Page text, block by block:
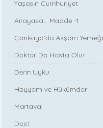
Yaşasın Cumhuriyet
Anayasa... Madde -1
Çankaya'da Akşam Yemeği
Doktor Da Hasta Olur
Derin Uyku
Hayyam ve Hükümdar
Martaval
Dost